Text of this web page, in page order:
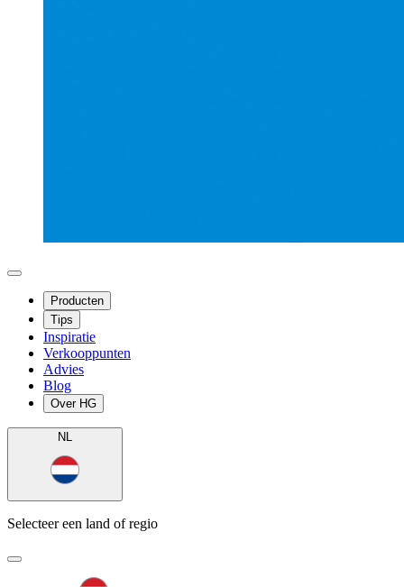
Producten
Tips
Inspiratie
Verkooppunten
Advies
Blog
Over HG
NL
Selecteer een land of regio